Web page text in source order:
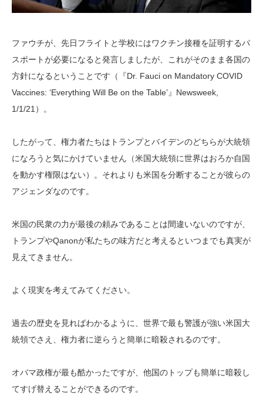
ファウチが、先日フライトと学校にはワクチン接種を証明するパ
スポートが必要になると発言しましたが、これがそのまま各国の
方針になるということです（『Dr. Fauci on Mandatory COVID
Vaccines: ‘Everything Will Be on the Table’』Newsweek,
1/1/21）。
したがって、権力者たちはトランプとバイデンのどちらが大統領
になろうと気にかけていません（米国大統領に世界はおろか自国
を動かす権限はない）。それよりも米国を分断することが彼らの
アジェンダなのです。
米国の民衆の力が最後の頼みであることは間違いないのですが、
トランプやQanonが私たちの味方だと考えるといつまでも真実が
見えてきません。
よく現実を考えてみてください。
過去の歴史を見ればわかるように、世界で最も警護が強い米国大
統領でさえ、権力者に逆らうと簡単に暗殺されるのです。
オバマ政権が最も酷かったですが、他国のトップも簡単に暗殺し
てすげ替えることができるのです。